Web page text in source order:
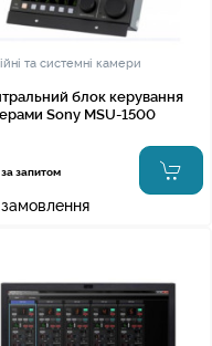
та системні камери
блок керування
Sony MSU-1500
запитом
замовлення